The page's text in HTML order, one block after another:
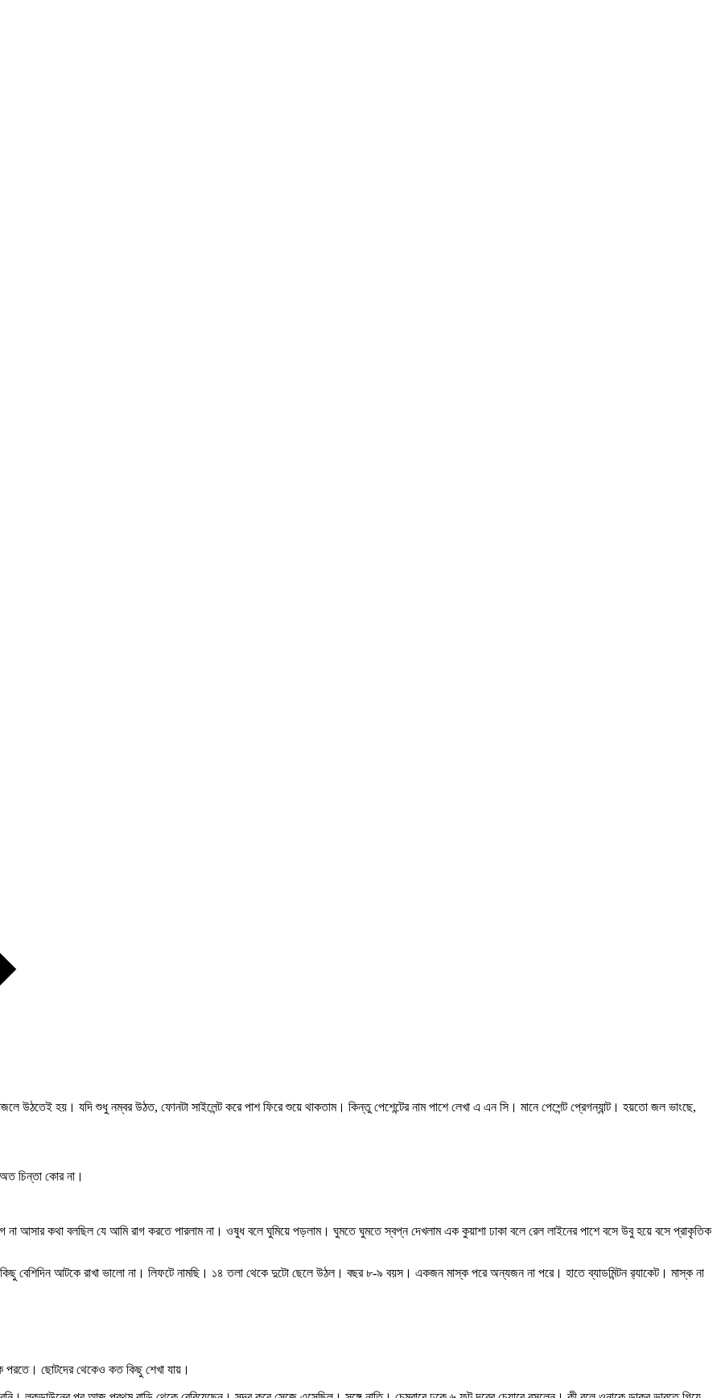
উঠতেই হয়। যদি শুধু নম্বর উঠত, ফোনটা সাইলেন্ট করে পাশ ফিরে শুয়ে থাকতাম। কিন্তু পেশেন্টের নাম পাশে লেখা এ এন সি। মানে পেশেন্ট প্রেগন্যান্ট। হয়তো জল ভাংছে,
চিন্তা কোর না।
আসার কথা বলছিল যে আমি রাগ করতে পারলাম না। ওষুধ বলে ঘুমিয়ে পড়লাম। ঘুমতে ঘুমতে স্বপ্ন দেখলাম এক কুয়াশা ঢাকা বলে রেল লাইনের পাশে বসে উবু হয়ে বসে প্রাকৃতিক
বেশিদিন আটকে রাখা ভালো না। লিফটে নামছি। ১৪ তলা থেকে দুটো ছেলে উঠল। বছর ৮-৯ বয়স। একজন মাস্ক পরে অন্যজন না পরে। হাতে ব্যাডমিন্টন র‍্যাকেট। মাস্ক না
পরতে। ছোটদের থেকেও কত কিছু শেখা যায়।